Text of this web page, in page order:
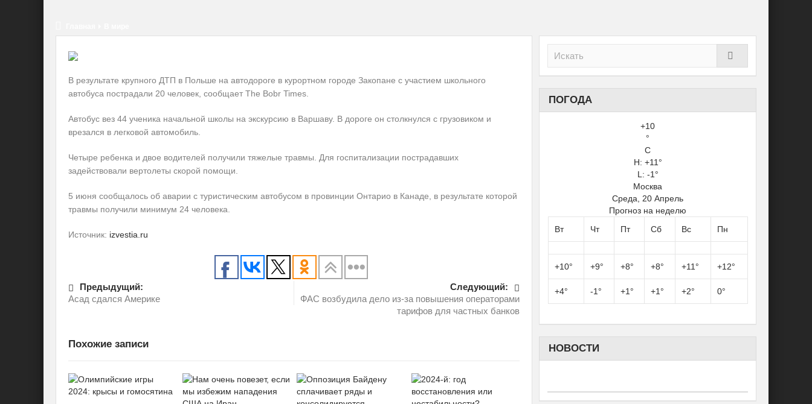
В результате крупного ДТП в Польше на автодороге в курортном городе Закопане с участием школьного
автобуса пострадали 20 человек, сообщает The Bobr Times.
Автобус вез 44 ученика начальной школы на экскурсию в Варшаву. В дороге он столкнулся с грузовиком и
врезался в легковой автомобиль.
Четыре ребенка и двое водителей получили тяжелые травмы. Для госпитализации пострадавших
задействовали вертолеты скорой помощи.
5 июня сообщалось об аварии с туристическим автобусом в провинции Онтарио в Канаде, в результате которой
травмы получили минимум 24 человека.
Источник: izvestia.ru
Предыдущий:
Асад сдался Америке
Следующий:
ФАС возбудила дело из-за повышения операторами
тарифов для частных банков
Похожие записи
ПОГОДА
+10
°
C
H: +11°
L: -1°
Москва
Среда, 20 Апрель
Прогноз на неделю
Вт
Чт Пт Сб Вс Пн
+10° +9° +8° +8° +11° +12°
+4° -1° +1° +1° +2° 0°
НОВОСТИ